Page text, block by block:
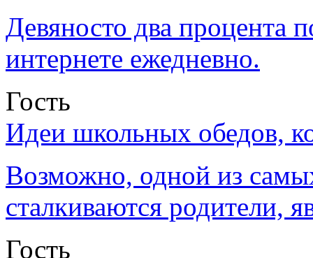
Девяносто два процента
интернете ежедневно.
Гость
Идеи школьных обедов,
Возможно, одной из
сталкиваются родители,
Гость